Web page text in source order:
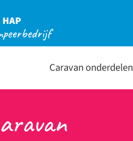
HAP
Caravan onderdelen